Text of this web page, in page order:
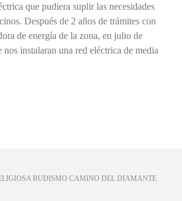
que pudiera suplir las necesidades
Después de 2 años de trámites con
de energía de la zona, en julio de
nos instalaran una red eléctrica de media
BUDISMO CAMINO DEL DIAMANTE